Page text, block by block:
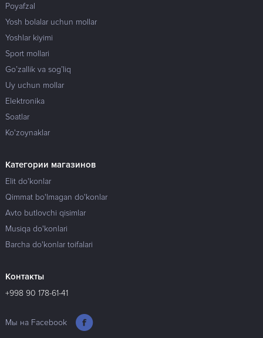
Poyafzal
Yosh bolalar uchun mollar
Yoshlar kiyimi
Sport mollari
Go’zallik va sog’liq
Uy uchun mollar
Elektronika
Soatlar
Ko'zoynaklar
Категории магазинов
Elit do'konlar
Qimmat bo'lmagan do'konlar
Avto butlovchi qisimlar
Musiqa do'konlari
Barcha do'konlar toifalari
Контакты
+998 90 178-61-41
Мы на Facebook